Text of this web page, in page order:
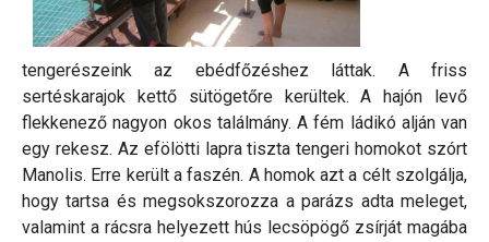
tengerészeink az ebédfőzéshez láttak. A friss
sertéskarajok kettő sütögetőre kerültek. A hajón levő
flekkenező nagyon okos találmány. A fém ládikó alján van
egy rekesz. Az efölötti lapra tiszta tengeri homokot szórt
Manolis. Erre került a faszén. A homok azt a célt szolgálja,
hogy tartsa és megsokszorozza a parázs adta meleget,
valamint a rácsra helyezett hús lecsöpögő zsírját magába